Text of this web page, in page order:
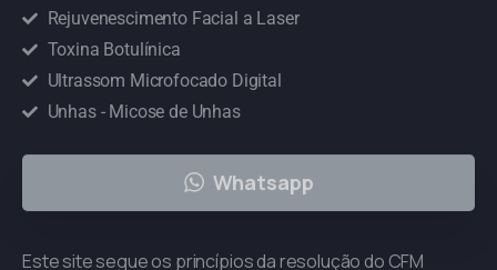
Rejuvenescimento Facial a Laser
Toxina Botulínica
Ultrassom Microfocado Digital
Unhas - Micose de Unhas
Whatsapp
Este site segue os princípios da resolução do CFM